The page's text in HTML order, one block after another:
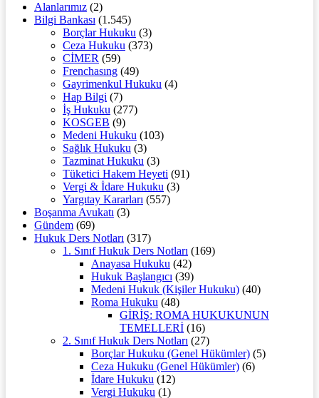
Alanlarımız (2)
Bilgi Bankası (1.545)
Borçlar Hukuku (3)
Ceza Hukuku (373)
CİMER (59)
Frenchasıng (49)
Gayrimenkul Hukuku (4)
Hap Bilgi (7)
İş Hukuku (277)
KOSGEB (9)
Medeni Hukuku (103)
Sağlık Hukuku (3)
Tazminat Hukuku (3)
Tüketici Hakem Heyeti (91)
Vergi & İdare Hukuku (3)
Yargıtay Kararları (557)
Boşanma Avukatı (3)
Gündem (69)
Hukuk Ders Notları (317)
1. Sınıf Hukuk Ders Notları (169)
Anayasa Hukuku (42)
Hukuk Başlangıcı (39)
Medeni Hukuk (Kişiler Hukuku) (40)
Roma Hukuku (48)
GİRİŞ: ROMA HUKUKUNUN
TEMELLERİ (16)
2. Sınıf Hukuk Ders Notları (27)
Borçlar Hukuku (Genel Hükümler) (5)
Ceza Hukuku (Genel Hükümler) (6)
İdare Hukuku (12)
Vergi Hukuku (1)